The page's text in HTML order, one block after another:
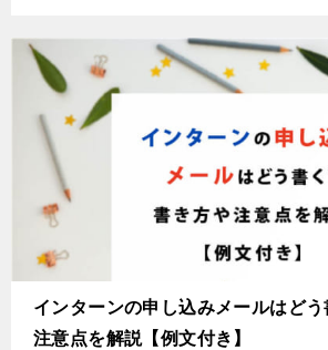
インターンの申し込みメールはど
注意点を解説【例文付き】